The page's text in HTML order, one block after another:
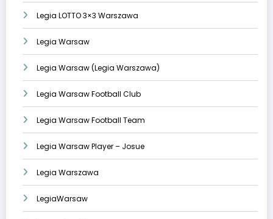
Legia LOTTO 3×3 Warszawa
Legia Warsaw
Legia Warsaw (Legia Warszawa)
Legia Warsaw Football Club
Legia Warsaw Football Team
Legia Warsaw Player – Josue
Legia Warszawa
LegiaWarsaw